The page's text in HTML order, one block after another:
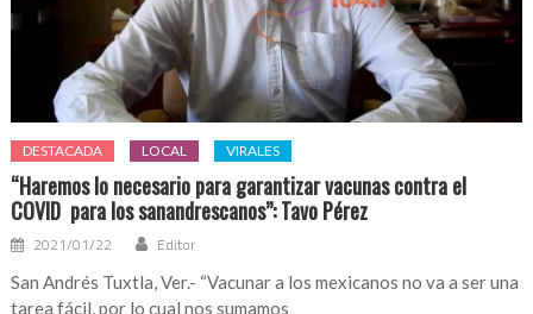
DESTACADA LOCAL VIRALES
“Haremos lo necesario para garantizar vacunas contra el
COVID para los sanandrescanos”: Tavo Pérez
2021/01/22 Editor
San Andrés Tuxtla, Ver.- “Vacunar a los mexicanos no va a ser una
tarea fácil, por lo cual nos sumamos